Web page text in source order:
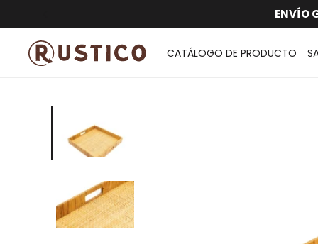
CATÁLOGO DE PRODUCTO